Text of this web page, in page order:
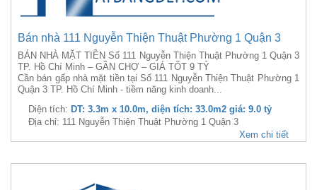
Bán nhà 111 Nguyễn Thiện Thuật Phường 1 Quận 3
BÁN NHÀ MẶT TIỀN Số 111 Nguyễn Thiện Thuật Phường 1 Quận 3
TP. Hồ Chí Minh – GẦN CHỢ – GIÁ TỐT 9 TỶ
Cần bán gấp nhà mặt tiền tại Số 111 Nguyễn Thiện Thuật Phường 1
Quận 3 TP. Hồ Chí Minh - tiềm năng kinh doanh...
Diện tích: DT: 3.3m x 10.0m, diện tích: 33.0m2 giá: 9.0 tỷ
Địa chỉ: 111 Nguyễn Thiện Thuật Phường 1 Quận 3
Xem chi tiết